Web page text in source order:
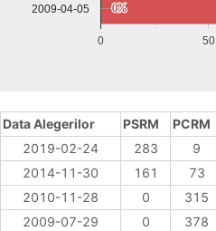
0 50
2009-04-05 0%
0%
Data Alegerilor PSRM
PCRM
2019-02-24
283
9
2014-11-30
161
73
2010-11-28
0
315
2009-07-29
0
378